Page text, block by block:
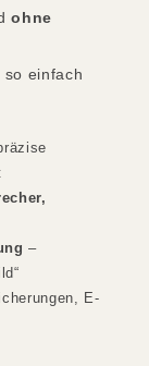
ohne
so einfach
–
E-